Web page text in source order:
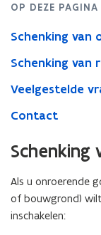
OP DEZE PAGINA
Schenking van
Schenking van
Veelgestelde
Contact
Schenking
Als u onroerende
of bouwgrond)
inschakelen: